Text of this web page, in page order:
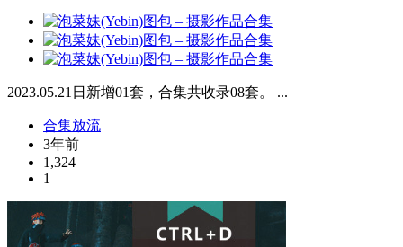
2023.05.21日新增01套，合集共收录08套。 ...
合集放流
3年前
1,324
1